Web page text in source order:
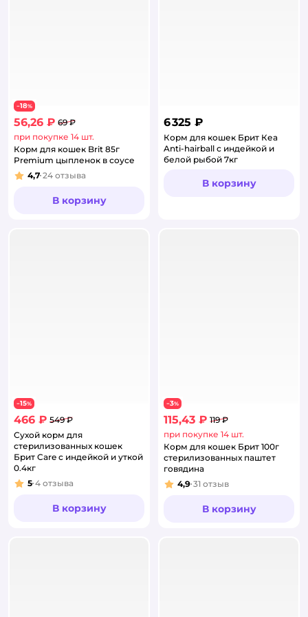
−18%
56,26 ₽ 69 ₽
при покупке 14 шт.
Корм для кошек Brit 85г
Premium цыпленок в соусе
Рейтинг:
4,7 24 отзыва
В корзину
6 325 ₽
Корм для кошек Брит Кеа
Anti-hairball с индейкой и
белой рыбой 7кг
В корзину
−15%
466 ₽ 549 ₽
Сухой корм для
стерилизованных кошек
Брит Care с индейкой и уткой
0.4кг
Рейтинг:
5 4 отзыва
В корзину
−3%
115,43 ₽ 119 ₽
при покупке 14 шт.
Корм для кошек Брит 100г
стерилизованных паштет
говядина
Рейтинг:
4,9 31 отзыв
В корзину